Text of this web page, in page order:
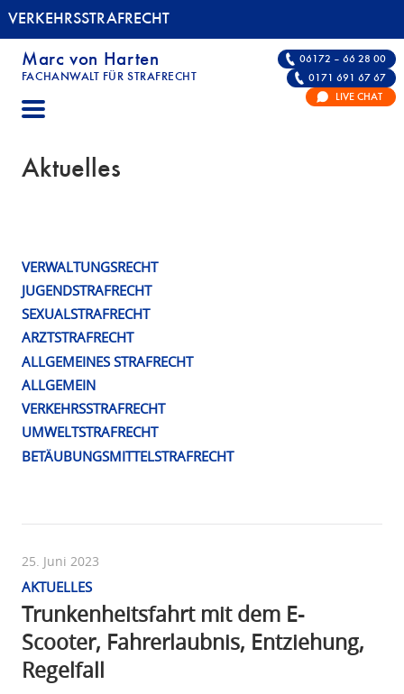
VERKEHRSSTRAFRECHT
Marc von Harten
FACHANWALT FÜR STRAFRECHT
VERKEHRSSTRAFRECHT | FACHANWALT FÜR
06172 – 66 28 00
0171 691 67 67
LIVE CHAT
Aktuelles
VERWALTUNGSRECHT
JUGENDSTRAFRECHT
SEXUALSTRAFRECHT
ARZTSTRAFRECHT
ALLGEMEINES STRAFRECHT
ALLGEMEIN
VERKEHRSSTRAFRECHT
UMWELTSTRAFRECHT
BETÄUBUNGSMITTELSTRAFRECHT
25. Juni 2023
AKTUELLES
Trunkenheitsfahrt mit dem E-
Scooter, Fahrerlaubnis, Entziehung,
Regelfall